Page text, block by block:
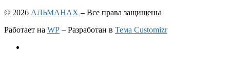
© 2026 АЛЬМАНАХ – Все права защищены
Работает на WP – Разработан в Тема Customizr